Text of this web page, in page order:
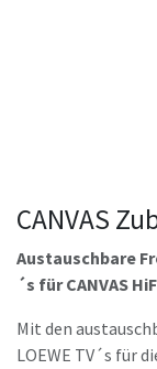
CANVAS
Austauschbare
´s für CANVAS
Mit den
LOEWE TV´s für